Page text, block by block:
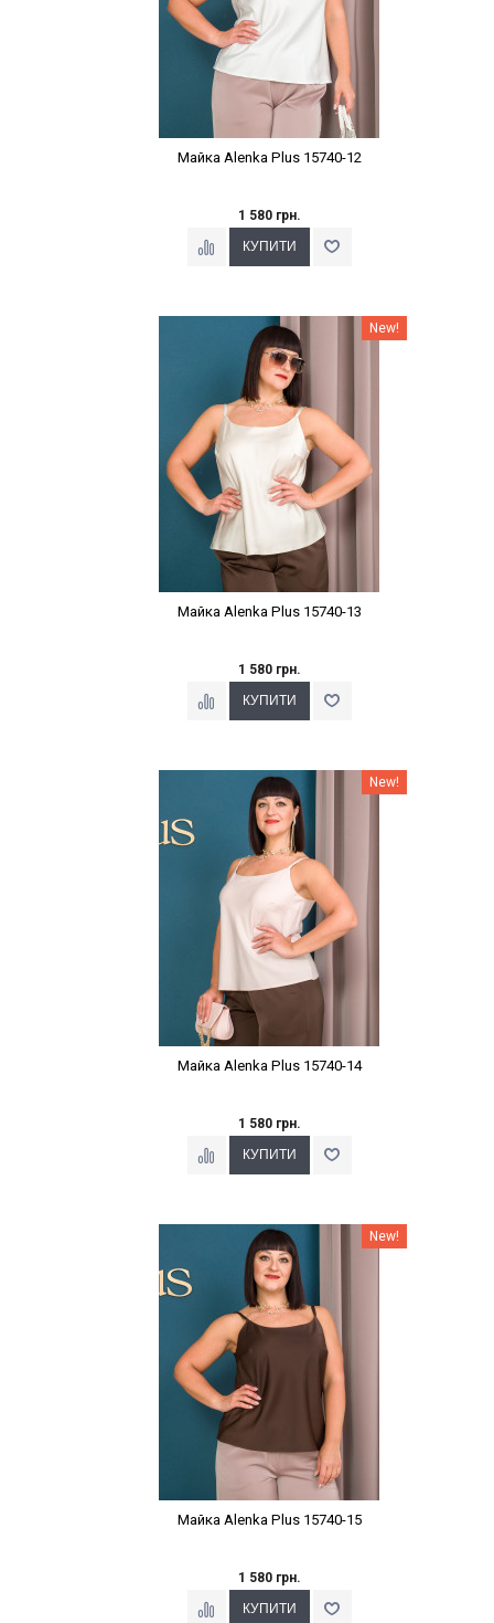
Майка Alenka Plus 15740-12
1 580 грн.
Наклейки Варіант з % New!
Майка Alenka Plus 15740-13
1 580 грн.
Наклейки Варіант з % New!
Майка Alenka Plus 15740-14
1 580 грн.
Наклейки Варіант з % New!
Майка Alenka Plus 15740-15
1 580 грн.